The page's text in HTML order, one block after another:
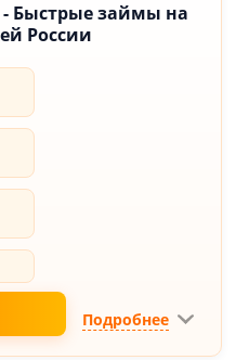
Быстрые займы на
России
Подробнее